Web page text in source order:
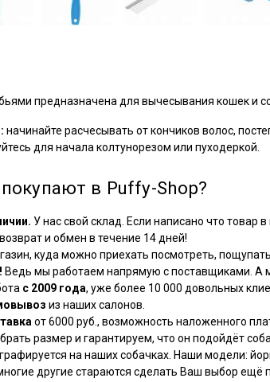
предназначена для вычесывания кошек и
начинайте расчесывать от кончиков волос,
для начала колтунорезом или пуходеркой.
в Puffy-Shop?
У нас свой склад. Если написано что товар
и обмен в течение 14 дней!
куда можно приехать посмотреть,
Ведь мы работаем напрямую с поставщиками. А
с 2009 года, уже более 10 000 довольных
из наших салонов.
от 6000 руб., возможность наложенного
размер и гарантируем, что он подойдёт
на наших собачках. Наши модели:
другие стараются сделать Ваш выбор ещё